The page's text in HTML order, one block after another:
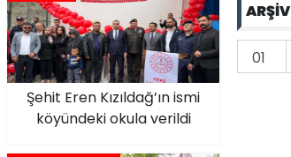
Şehit Eren Kızıldağ’ın ismi
köyündeki okula verildi
ARŞİV